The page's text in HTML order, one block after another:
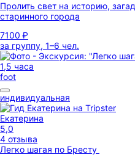
Пролить свет на историю,
старинного города
7100 ₽
за группу, 1–6 чел.
1,5 часа
foot
индивидуальная
Екатерина
5,0
4 отзыва
Легко шагая по Бресту